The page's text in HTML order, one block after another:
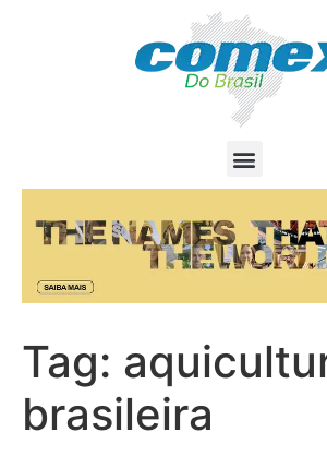
Tag:
brasileira